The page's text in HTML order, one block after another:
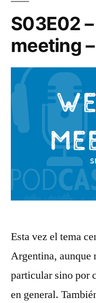
S03E02
meeting
Esta vez el tema
Argentina, aunque
particular sino por
en general.